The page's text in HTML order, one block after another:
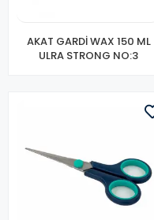
AKAT GARDİ WAX 150 ML
ULRA STRONG NO:3